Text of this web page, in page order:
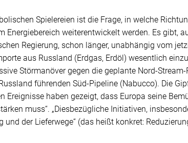
Spielereien ist die Frage, in welche
Energiebereich weiterentwickelt werden. Es gibt,
Regierung, schon länger, unabhängig vom
aus Russland (Erdgas, Erdöl) wesentlich
Störmanöver gegen die geplante Nord-
führenden Süd-Pipeline (Nabucco). Die
Ereignisse haben gezeigt, dass Europa seine
muss“. „Diesbezügliche Initiativen,
und der Lieferwege“ (das heißt konkret: